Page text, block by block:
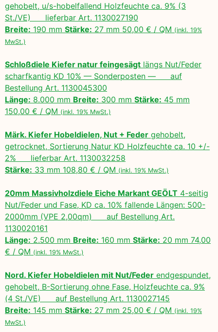
gehobelt, u/s-hobelfallend Holzfeuchte ca. 9% (3
St./VE) lieferbar Art. 1130027190
Breite: 190 mm Stärke: 27 mm 50,00 € / QM (inkl. 19%
MwSt.)
Schloßdiele Kiefer natur feingesägt längs Nut/Feder
scharfkantig KD 10% — Sonderposten — auf
Bestellung Art. 1130045300
Länge: 8.000 mm Breite: 300 mm Stärke: 45 mm
150,00 € / QM (inkl. 19% MwSt.)
Märk. Kiefer Hobeldielen, Nut + Feder gehobelt,
getrocknet, Sortierung Natur KD Holzfeuchte ca. 10 +/-
2% lieferbar Art. 1130032258
Stärke: 33 mm 108,80 € / QM (inkl. 19% MwSt.)
20mm Massivholzdiele Eiche Markant GEÖLT 4-seitig
Nut/Feder und Fase, KD ca. 10% fallende Längen: 500-
2000mm (VPE 2,00qm) auf Bestellung Art.
1130020161
Länge: 2.500 mm Breite: 160 mm Stärke: 20 mm 74,00
€ / QM (inkl. 19% MwSt.)
Nord. Kiefer Hobeldielen mit Nut/Feder endgespundet,
gehobelt, B-Sortierung ohne Fase, Holzfeuchte ca. 9%
(4 St./VE) auf Bestellung Art. 1130027145
Breite: 145 mm Stärke: 27 mm 25,00 € / QM (inkl. 19%
MwSt.)